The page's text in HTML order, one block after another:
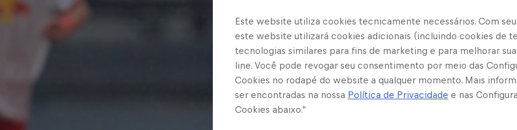
Este website utiliza cookies tecnicamente necessários. Com
este website utilizará cookies adicionais (incluindo cookies de
tecnologias similares para fins de marketing e para melhorar
line. Você pode revogar seu consentimento por meio das
Cookies no rodapé do website a qualquer momento. Mais
ser encontradas na nossa Política de Privacidade e nas
Cookies abaixo.”